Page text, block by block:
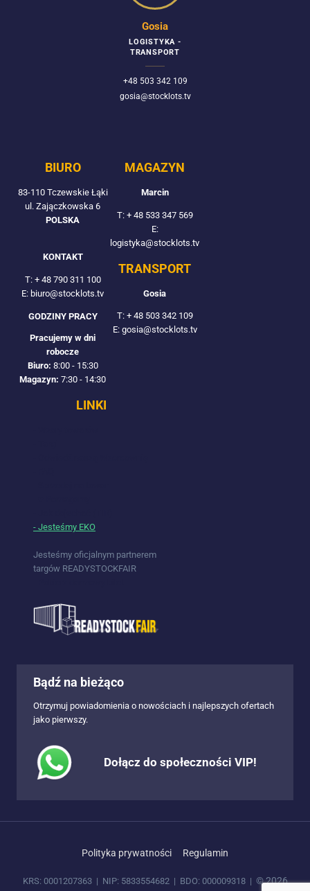
Gosia
LOGISTYKA -
TRANSPORT
+48 503 342 109
gosia@stocklots.tv
BIURO
83-110 Tczewskie Łąki
ul. Zajączkowska 6
POLSKA
KONTAKT
T: + 48 790 311 100
E: biuro@stocklots.tv
GODZINY PRACY
Pracujemy w dni
robocze
Biuro: 8:00 - 15:30
Magazyn: 7:30 - 14:30
MAGAZYN
Marcin
T: + 48 533 347 569
E:
logistyka@stocklots.tv
TRANSPORT
Gosia
T: + 48 503 342 109
E: gosia@stocklots.tv
LINKI
- Jesteśmy EKO
Jesteśmy oficjalnym partnerem
targów READYSTOCKFAIR
Bądź na bieżąco
Otrzymuj powiadomienia o nowościach i najlepszych ofertach
jako pierwszy.
Dołącz do społeczności VIP!
Polityka prywatności Regulamin
KRS: 0001207363 | NIP: 5833554682 | BDO: 000009318 | © 2026